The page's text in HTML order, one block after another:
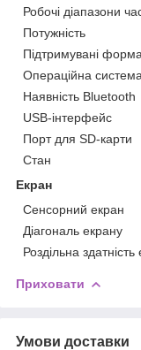
Робочі діапазони
Потужність
Підтримувані
Операційна система
Наявність Bluetooth
USB-інтерфейс
Порт для SD-карти
Стан
Екран
Сенсорний екран
Діагональ екрану
Роздільна здатність
Приховати
Умови доставки